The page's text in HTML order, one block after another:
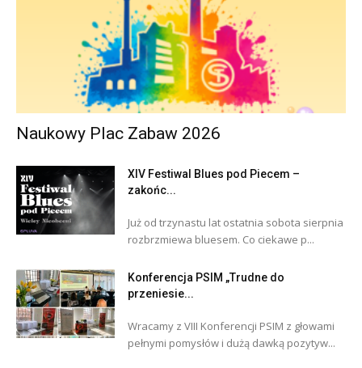
Naukowy Plac Zabaw 2026
XIV Festiwal Blues pod Piecem –
zakońc...
Już od trzynastu lat ostatnia sobota sierpnia
rozbrzmiewa bluesem. Co ciekawe p...
Konferencja PSIM „Trudne do
przeniesie...
Wracamy z VIII Konferencji PSIM z głowami
pełnymi pomysłów i dużą dawką pozytyw...